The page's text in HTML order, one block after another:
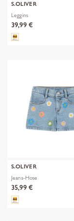
S.OLIVER
Leggins
39,99 €
S.OLIVER
Jeans-Hose
35,99 €